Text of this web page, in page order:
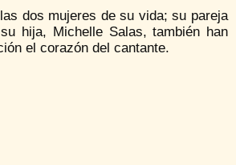
dos mujeres de su vida; su pareja
hija, Michelle Salas, también han
el corazón del cantante.